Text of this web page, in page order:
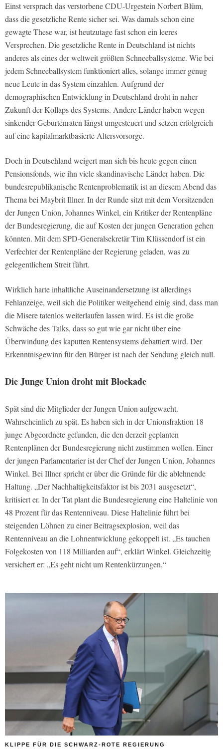
Einst versprach das verstorbene CDU-Urgestein Norbert Blüm,
dass die gesetzliche Rente sicher sei. Was damals schon eine
gewagte These war, ist heutzutage fast schon ein leeres
Versprechen. Die gesetzliche Rente in Deutschland ist nichts
anderes als eines der weltweit größten Schneeballsysteme. Wie bei
jedem Schneeballsystem funktioniert alles, solange immer genug
neue Leute in das System einzahlen. Aufgrund der
demographischen Entwicklung in Deutschland droht in naher
Zukunft der Kollaps des Systems. Andere Länder haben wegen
sinkender Geburtenraten längst umgesteuert und setzen erfolgreich
auf eine kapitalmarktbasierte Altersvorsorge.
Doch in Deutschland weigert man sich bis heute gegen einen
Pensionsfonds, wie ihn viele skandinavische Länder haben. Die
bundesrepublikanische Rentenproblematik ist an diesem Abend das
Thema bei Maybrit Illner. In der Runde sitzt mit dem Vorsitzenden
der Jungen Union, Johannes Winkel, ein Kritiker der Rentenpläne
der Bundesregierung, die auf Kosten der jungen Generation gehen
könnten. Mit dem SPD-Generalsekretär Tim Klüssendorf ist ein
Verfechter der Rentenpläne der Regierung geladen, was zu
gelegentlichem Streit führt.
Wirklich harte inhaltliche Auseinandersetzung ist allerdings
Fehlanzeige, weil sich die Politiker weitgehend einig sind, dass man
die Misere tatenlos weiterlaufen lassen wird. Es ist die große
Schwäche des Talks, dass so gut wie gar nicht über eine
Überwindung des kaputten Rentensystems debattiert wird. Der
Erkenntnisgewinn für den Bürger ist nach der Sendung gleich null.
Die Junge Union droht mit Blockade
Spät sind die Mitglieder der Jungen Union aufgewacht.
Wahrscheinlich zu spät. Es haben sich in der Unionsfraktion 18
junge Abgeordnete gefunden, die den derzeit geplanten
Rentenplänen der Bundesregierung nicht zustimmen wollen. Einer
der jungen Parlamentarier ist der Chef der Jungen Union, Johannes
Winkel. Bei Illner spricht er über die Gründe für die ablehnende
Haltung. „Der Nachhaltigkeitsfaktor ist bis 2031 ausgesetzt“,
kritisiert er. In der Tat plant die Bundesregierung eine Haltelinie von
48 Prozent für das Rentenniveau. Diese Haltelinie führt bei
steigenden Löhnen zu einer Beitragsexplosion, weil das
Rentenniveau an die Lohnentwicklung gekoppelt ist. „Es tauchen
Folgekosten von 118 Milliarden auf“, erklärt Winkel. Gleichzeitig
versichert er: „Es geht nicht um Rentenkürzungen.“
KLIPPE FÜR DIE SCHWARZ-ROTE REGIERUNG